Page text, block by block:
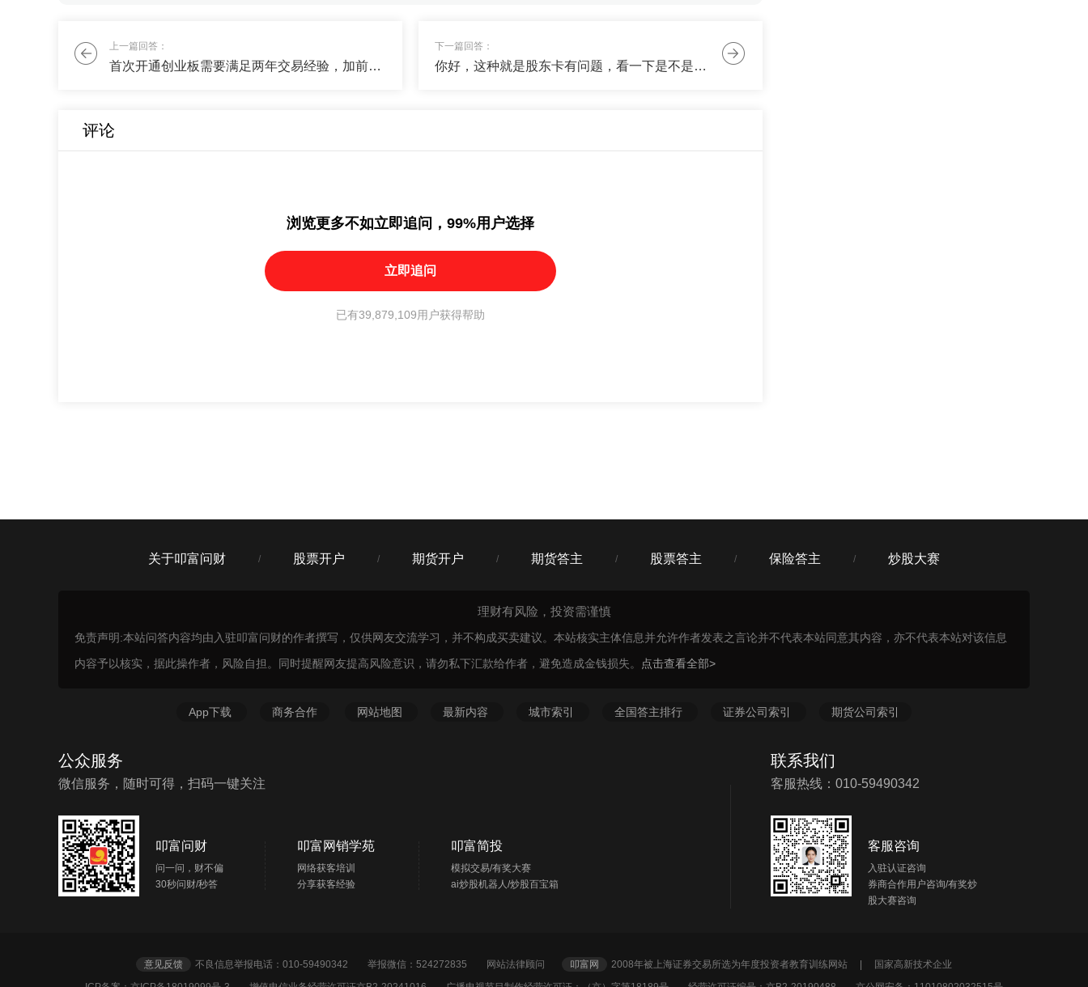
跟刚才的群友一样，还是需要70%的稳定增值的钱+30%搏高收益，我私信你了，看下配置单~
上一篇回答：
首次开通创业板需要满足两年交易经验，加前20个交易日日均资产10万，然后在app上开通，如果开的之前开过的话可以共享开版权限。如果在我们这边开户可以微信加下我发一下姓名和身份证号帮您确认一下
下一篇回答：
你好，这种就是股东卡有问题，看一下是不是证券账户。超过了三家需要先去注销，如果是在我们这边开户，可以微信直接联系我指导下一步
评论
浏览更多不如立即追问，99%用户选择
立即追问
已有39,879,109用户获得帮助
关于叩富问财 / 股票开户 / 期货开户 / 期货答主 / 股票答主 / 保险答主 / 炒股大赛
理财有风险，投资需谨慎
免责声明:本站问答内容均由入驻叩富问财的作者撰写，仅供网友交流学习，并不构成买卖建议。本站核实主体信息并允许作者发表之言论并不代表本站同意其内容，亦不代表本站对该信息
内容予以核实，据此操作者，风险自担。同时提醒网友提高风险意识，请勿私下汇款给作者，避免造成金钱损失。
点击查看全部>
App下载 商务合作 网站地图 最新内容 城市索引 全国答主排行 证券公司索引 期货公司索引
公众服务
微信服务，随时可得，扫码一键关注
叩富问财
问一问，财不偏
30秒问财/秒答
叩富网销学苑
网络获客培训
分享获客经验
叩富简投
模拟交易/有奖大赛
ai炒股机器人/炒股百宝箱
联系我们
客服热线：010-59490342
客服咨询
入驻认证咨询
券商合作用户咨询/有奖炒
股大赛咨询
意见反馈 不良信息举报电话：010-59490342 举报微信：524272835 网站法律顾问 叩富网 2008年被上海证券交易所选为年度投资者教育训练网站 |
国家高新技术企业